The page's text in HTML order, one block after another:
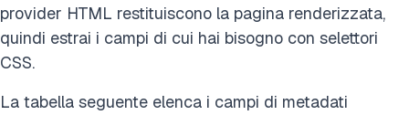
provider HTML restituiscono la pagina renderizzata,
quindi estrai i campi di cui hai bisogno con selettori
CSS.
La tabella seguente elenca i campi di metadati